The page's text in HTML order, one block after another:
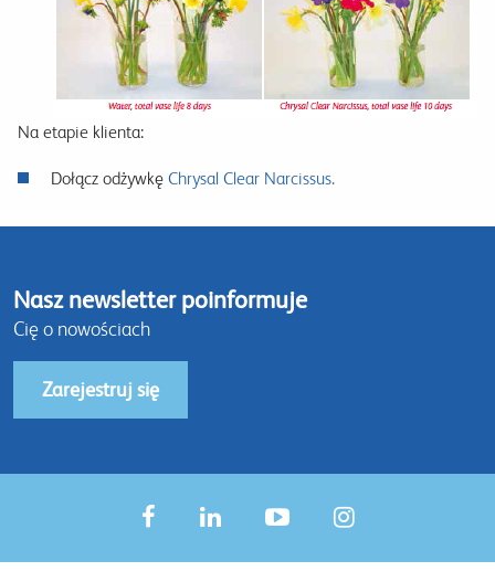
Na etapie klienta:
Dołącz odżywkę Chrysal Clear Narcissus.
Nasz newsletter poinformuje
Cię o nowościach
Zarejestruj się